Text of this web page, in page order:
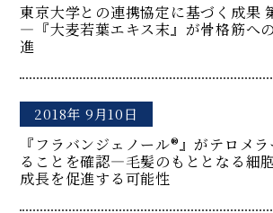
東京大学との連携協定に基づく成果
―『大麦若葉エキス末』が骨格筋へ
進
2018年 9月10日
『フラバンジェノール®』がテロメ
ることを確認―毛髪のもととなる細
成長を促進する可能性